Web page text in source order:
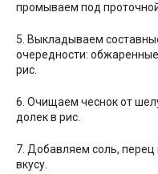
промываем под
5. Выкладываем
очередности:
рис.
6. Очищаем чеснок от
долек в рис.
7. Добавляем соль, перец
вкусу.